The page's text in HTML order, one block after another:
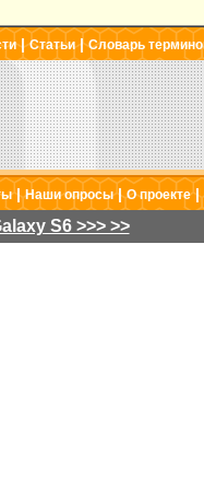
|Статьи|Словарь
|Наши опросы|О проекте|
S6 >>> >>